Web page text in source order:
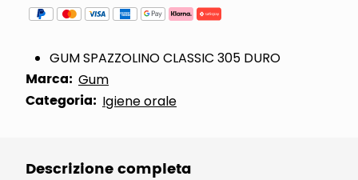
GUM SPAZZOLINO CLASSIC 305 DURO
Marca: Gum
Categoria: Igiene orale
Descrizione completa